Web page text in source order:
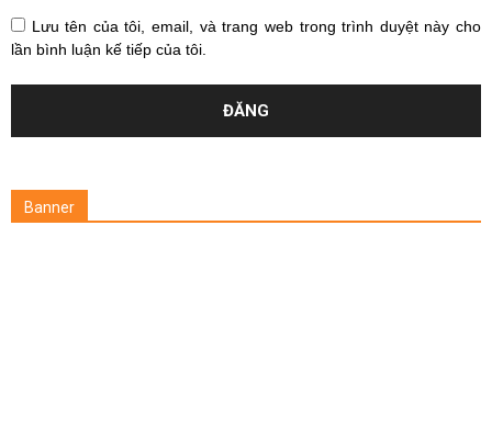
Lưu tên của tôi, email, và trang web trong trình duyệt này cho
lần bình luận kế tiếp của tôi.
Banner